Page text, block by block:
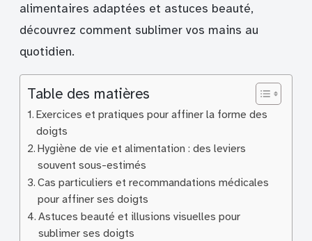
alimentaires adaptées et astuces beauté,
découvrez comment sublimer vos mains au
quotidien.
Table des matières
Exercices et pratiques pour affiner la forme des
doigts
Hygiène de vie et alimentation : des leviers
souvent sous-estimés
Cas particuliers et recommandations médicales
pour affiner ses doigts
Astuces beauté et illusions visuelles pour
sublimer ses doigts